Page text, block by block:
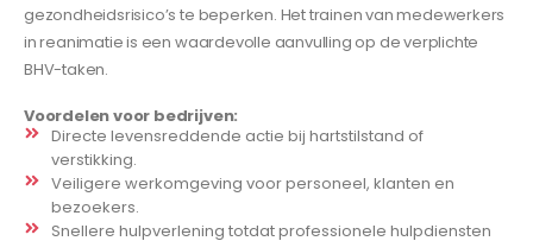
gezondheidsrisico’s te beperken. Het trainen van medewerkers
in reanimatie is een waardevolle aanvulling op de verplichte
BHV-taken.
Voordelen voor bedrijven:
Directe levensreddende actie bij hartstilstand of
verstikking.
Veiligere werkomgeving voor personeel, klanten en
bezoekers.
Snellere hulpverlening totdat professionele hulpdiensten